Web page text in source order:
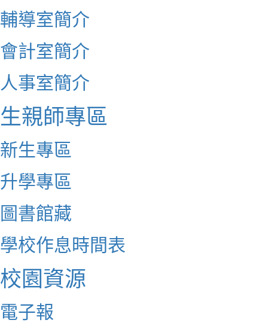
輔導室簡介
會計室簡介
人事室簡介
生親師專區
新生專區
升學專區
圖書館藏
學校作息時間表
校園資源
電子報